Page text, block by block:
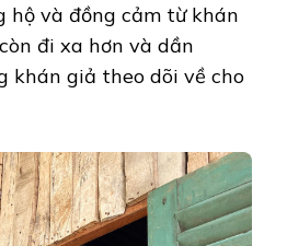
hộ và đồng cảm từ khán
đi xa hơn và dần
khán giả theo dõi về cho